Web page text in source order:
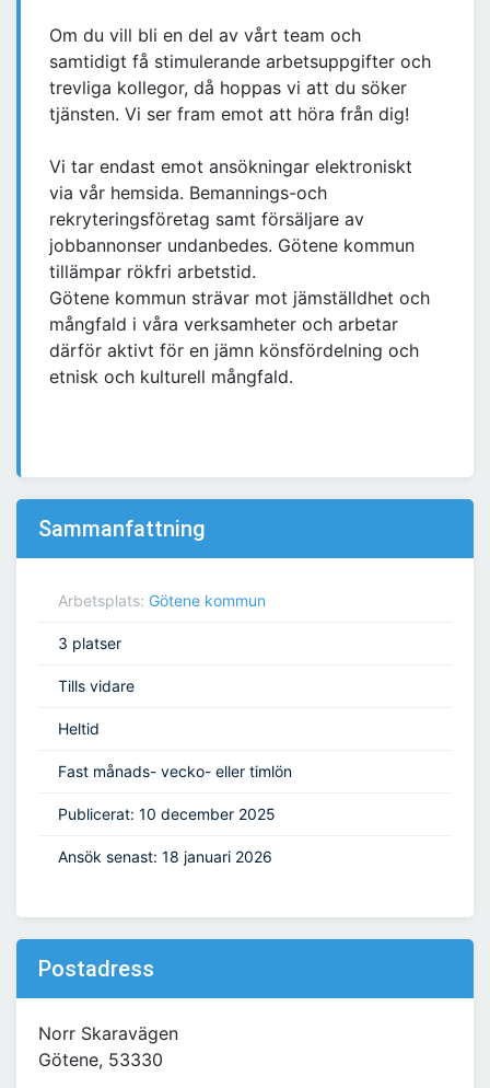
Om du vill bli en del av vårt team och
samtidigt få stimulerande arbetsuppgifter och
trevliga kollegor, då hoppas vi att du söker
tjänsten. Vi ser fram emot att höra från dig!
Vi tar endast emot ansökningar elektroniskt
via vår hemsida. Bemannings-och
rekryteringsföretag samt försäljare av
jobbannonser undanbedes. Götene kommun
tillämpar rökfri arbetstid.
Götene kommun strävar mot jämställdhet och
mångfald i våra verksamheter och arbetar
därför aktivt för en jämn könsfördelning och
etnisk och kulturell mångfald.
Sammanfattning
Arbetsplats: Götene kommun
3 platser
Tills vidare
Heltid
Fast månads- vecko- eller timlön
Publicerat: 10 december 2025
Ansök senast: 18 januari 2026
Postadress
Norr Skaravägen
Götene, 53330